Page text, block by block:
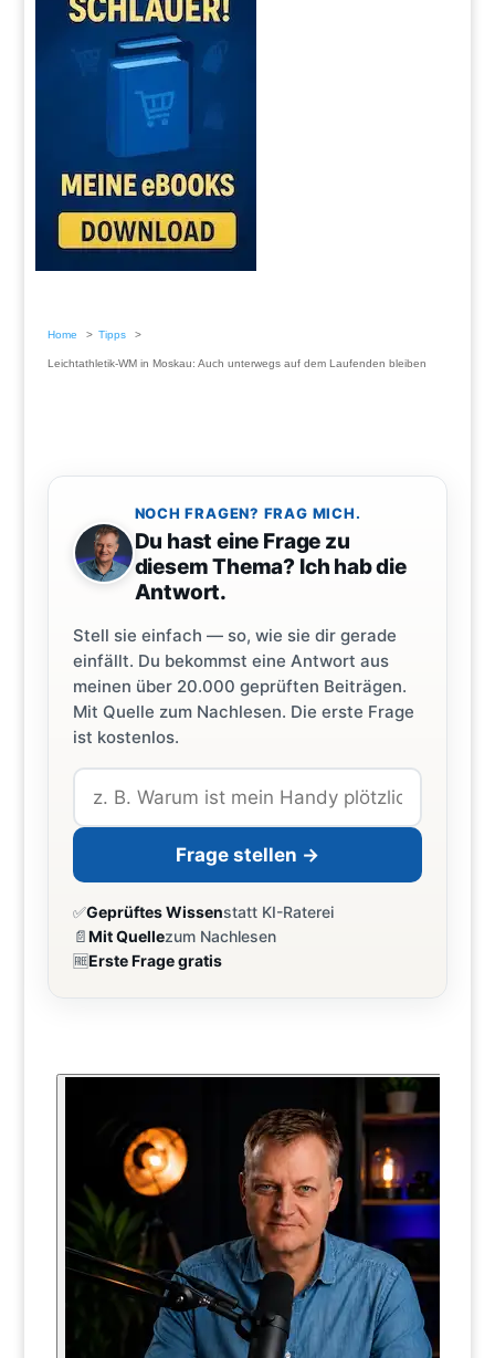
Home Tipps
Leichtathletik-WM in Moskau: Auch unterwegs auf dem Laufenden bleiben
NOCH FRAGEN? FRAG MICH.
Du hast eine Frage zu
diesem Thema? Ich hab die
Antwort.
Stell sie einfach — so, wie sie dir gerade
einfällt. Du bekommst eine Antwort aus
meinen über 20.000 geprüften Beiträgen.
Mit Quelle zum Nachlesen. Die erste Frage
ist kostenlos.
Frage stellen →
✅Geprüftes Wissenstatt KI-Raterei
📄Mit Quellezum Nachlesen
🆓Erste Frage gratis